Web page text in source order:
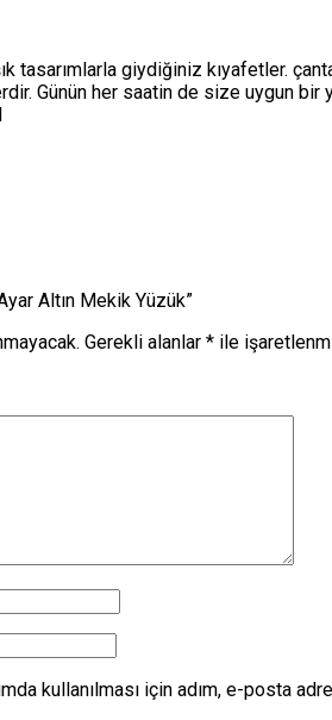
tasarımlarla giydiğiniz kıyafetler.
Günün her saatin de size uygun
Altın Mekik Yüzük”
Gerekli alanlar * ile
kullanılması için adım, e-posta